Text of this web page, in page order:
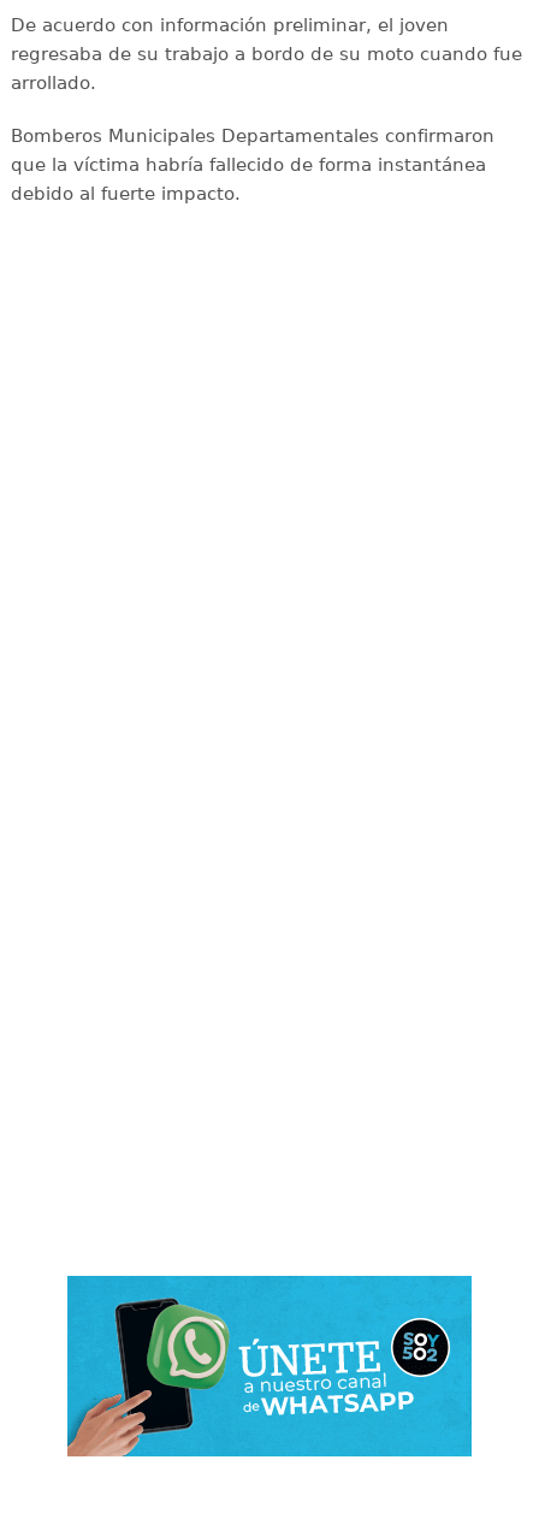
De acuerdo con información preliminar, el joven
regresaba de su trabajo a bordo de su moto cuando fue
arrollado.
Bomberos Municipales Departamentales confirmaron
que la víctima habría fallecido de forma instantánea
debido al fuerte impacto.